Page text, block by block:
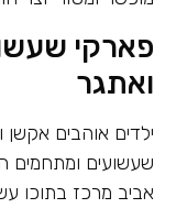
פארקי
ואתגר
ילדים אוהבים
שעשועים
אביב מרכז בתוכו